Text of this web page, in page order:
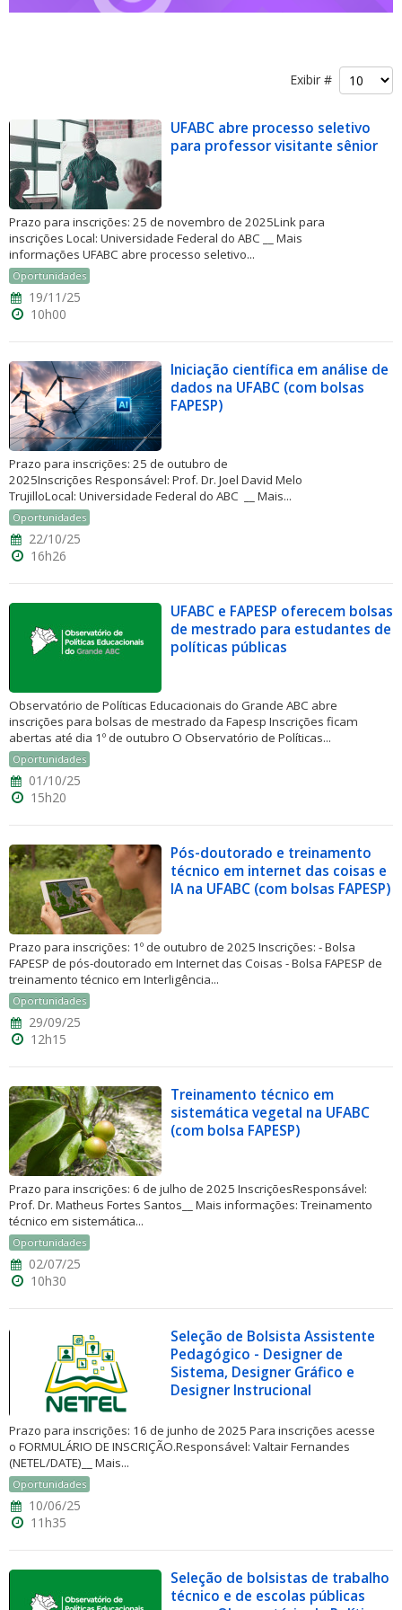
Exibir #
UFABC abre processo seletivo
para professor visitante sênior
Prazo para inscrições: 25 de novembro de 2025Link para
inscrições Local: Universidade Federal do ABC __ Mais
informações UFABC abre processo seletivo...
Oportunidades
19/11/25
10h00
Iniciação científica em análise de
dados na UFABC (com bolsas
FAPESP)
Prazo para inscrições: 25 de outubro de
2025Inscrições Responsável: Prof. Dr. Joel David Melo
TrujilloLocal: Universidade Federal do ABC __ Mais...
Oportunidades
22/10/25
16h26
UFABC e FAPESP oferecem bolsas
de mestrado para estudantes de
políticas públicas
Observatório de Políticas Educacionais do Grande ABC abre
inscrições para bolsas de mestrado da Fapesp Inscrições ficam
abertas até dia 1º de outubro O Observatório de Políticas...
Oportunidades
01/10/25
15h20
Pós-doutorado e treinamento
técnico em internet das coisas e
IA na UFABC (com bolsas FAPESP)
Prazo para inscrições: 1º de outubro de 2025 Inscrições: - Bolsa
FAPESP de pós-doutorado em Internet das Coisas - Bolsa FAPESP de
treinamento técnico em Interligência...
Oportunidades
29/09/25
12h15
Treinamento técnico em
sistemática vegetal na UFABC
(com bolsa FAPESP)
Prazo para inscrições: 6 de julho de 2025 InscriçõesResponsável:
Prof. Dr. Matheus Fortes Santos__ Mais informações: Treinamento
técnico em sistemática...
Oportunidades
02/07/25
10h30
Seleção de Bolsista Assistente
Pedagógico - Designer de
Sistema, Designer Gráfico e
Designer Instrucional
Prazo para inscrições: 16 de junho de 2025 Para inscrições acesse
o FORMULÁRIO DE INSCRIÇÃO.Responsável: Valtair Fernandes
(NETEL/DATE)__ Mais...
Oportunidades
10/06/25
11h35
Seleção de bolsistas de trabalho
técnico e de escolas públicas